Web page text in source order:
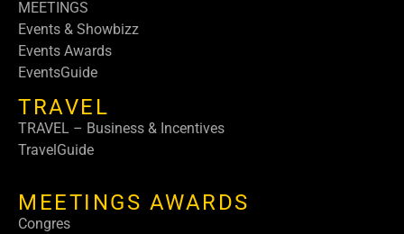
MEETINGS
Events & Showbizz
Events Awards
EventsGuide
TRAVEL
TRAVEL – Business & Incentives
TravelGuide
MEETINGS AWARDS
Congres